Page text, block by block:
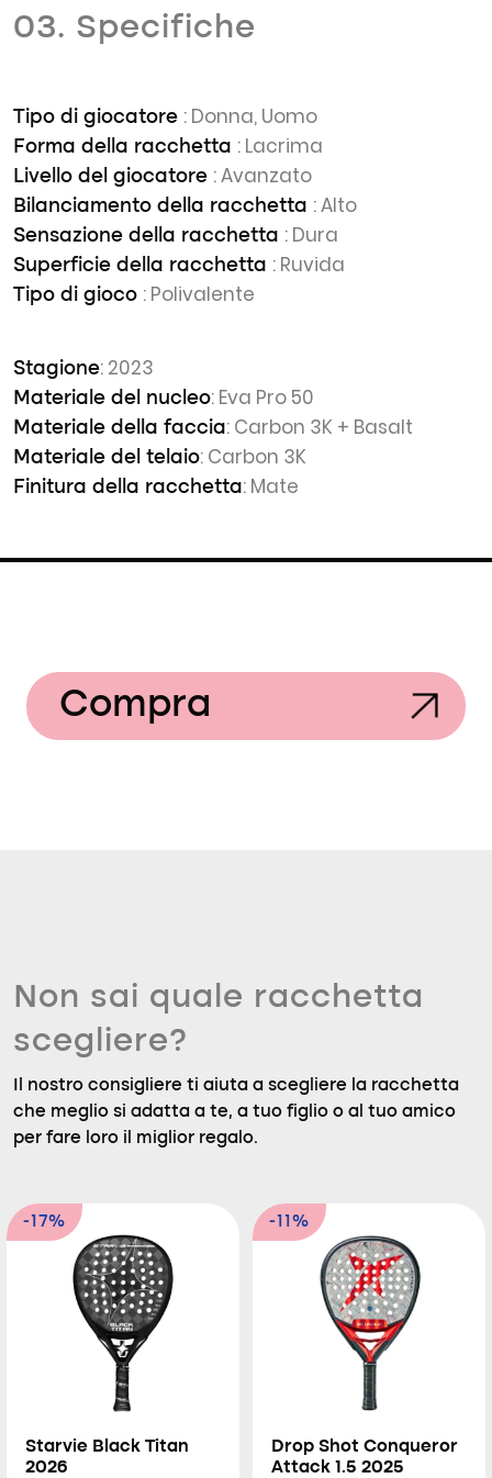
03. Specifiche
Tipo di giocatore : Donna, Uomo
Forma della racchetta : Lacrima
Livello del giocatore : Avanzato
Bilanciamento della racchetta : Alto
Sensazione della racchetta : Dura
Superficie della racchetta : Ruvida
Tipo di gioco : Polivalente
Stagione: 2023
Materiale del nucleo: Eva Pro 50
Materiale della faccia: Carbon 3K + Basalt
Materiale del telaio: Carbon 3K
Finitura della racchetta: Mate
Compra
Non sai quale racchetta
scegliere?
Il nostro consigliere ti aiuta a scegliere la racchetta
che meglio si adatta a te, a tuo figlio o al tuo amico
per fare loro il miglior regalo.
-17%
Starvie Black Titan
2026
-11%
Drop Shot Conqueror
Attack 1.5 2025